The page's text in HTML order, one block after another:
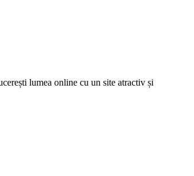
lumea online cu un site atractiv și